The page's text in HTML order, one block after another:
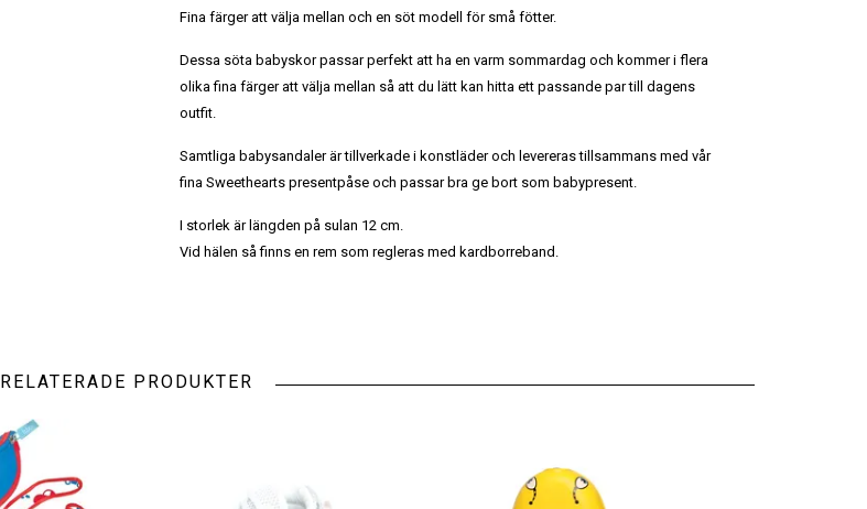
Fina färger att välja mellan och en söt modell för små fötter.
Dessa söta babyskor passar perfekt att ha en varm sommardag och kommer i flera
olika fina färger att välja mellan så att du lätt kan hitta ett passande par till dagens
outfit.
Samtliga babysandaler är tillverkade i konstläder och levereras tillsammans med vår
fina Sweethearts presentpåse och passar bra ge bort som babypresent.
I storlek är längden på sulan 12 cm.
Vid hälen så finns en rem som regleras med kardborreband.
RELATERADE PRODUKTER